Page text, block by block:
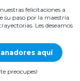
felicitaciones a
su paso por la maestría
Les deseamos
aquí
preocupes!